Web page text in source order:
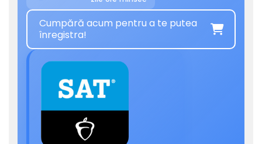
Cumpără acum pentru a te putea
înregistra!
